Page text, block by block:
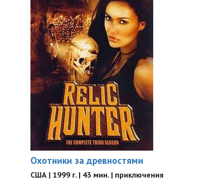
Охотники за древностями
США | 1999 г. | 43 мин. | приключения